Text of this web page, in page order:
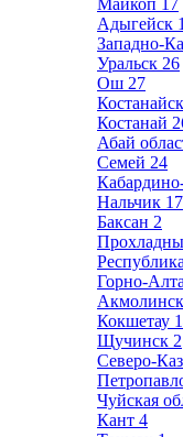
Майкоп 17
Адыгейск 1
Западно-
Уральск 26
Ош 27
Костанай
Абай
Семей 24
Нальчик 17
Баксан 2
Горно-
Кокшетау
Щучинск 2
Северо-
Чуйская
Кант 4